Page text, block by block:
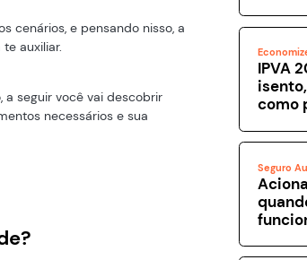
cenários, e pensando nisso, a
auxiliar.
seguir você vai descobrir
necessários e sua
IPVA
como
Seguro